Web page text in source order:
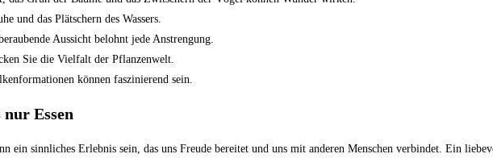
und das Plätschern des Wassers.
Aussicht belohnt jede Anstrengung.
Sie die Vielfalt der Pflanzenwelt.
können faszinierend sein.
Essen
ein sinnliches Erlebnis sein, das uns Freude bereitet und uns mit anderen Menschen verbindet. Ein